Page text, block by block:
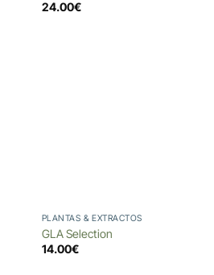
24.00€
PLANTAS & EXTRACTOS
GLA Selection
14.00€